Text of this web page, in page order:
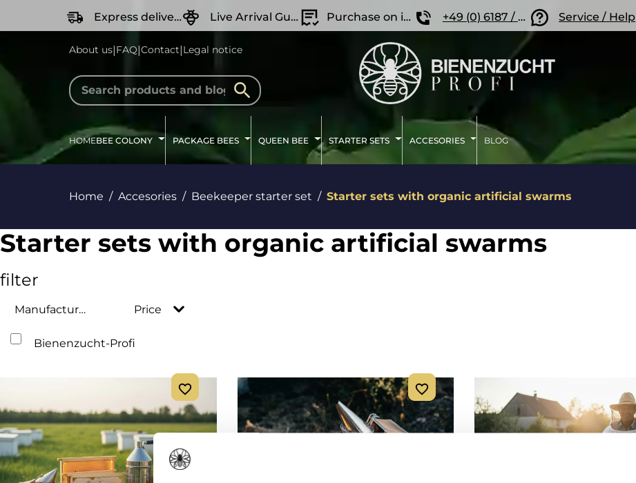
Skip to main navigation
Express delivery Live Arrival Guarantee Purchase on invoice +49 (0) 6187 / 207 57 86 Service / Help
About us|FAQ|Contact|Legal notice
HOMEBEE COLONY PACKAGE BEES QUEEN BEE STARTER SETS ACCESORIES BLOG
Home Accesories Beekeeper starter set Starter sets with organic artificial swarms
Starter sets with organic artificial swarms
filter
Manufacturer
Bienenzucht-Profi
Price